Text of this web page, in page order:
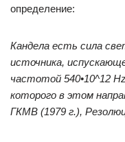
определение:
Кандела есть сила
источника,
частотой 540•10^12
которого в этом
ГКМВ (1979 г.),